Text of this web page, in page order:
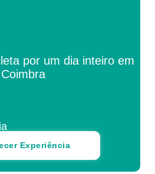
por um dia inteiro em
Coimbra
Experiência